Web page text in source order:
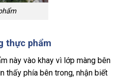
thực phẩm
này vào khay vì lớp màng bên
thấy phía bên trong, nhận biết